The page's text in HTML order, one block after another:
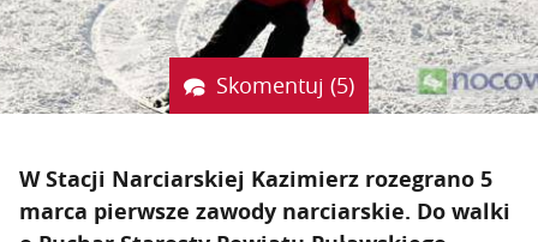
Skomentuj (5)
W Stacji Narciarskiej Kazimierz rozegrano 5
marca pierwsze zawody narciarskie. Do walki